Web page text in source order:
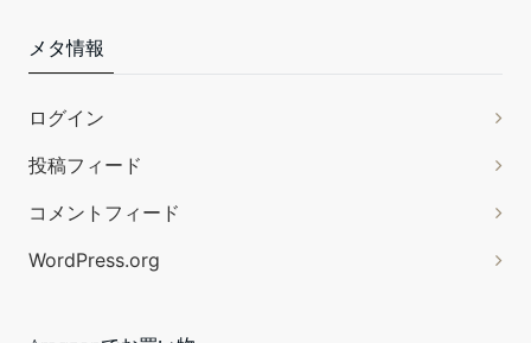
整するタイプ。サイズの微調整ができしっかりと固定します。
【小型軽量】手に納まるほどの小型軽量サイズで持ち運びもし
したい時にご使用いただける、手芸レザー用コンパスです。
【幅広い...
メタ情報
ログイン
投稿フィード
コメントフィード
WordPress.org